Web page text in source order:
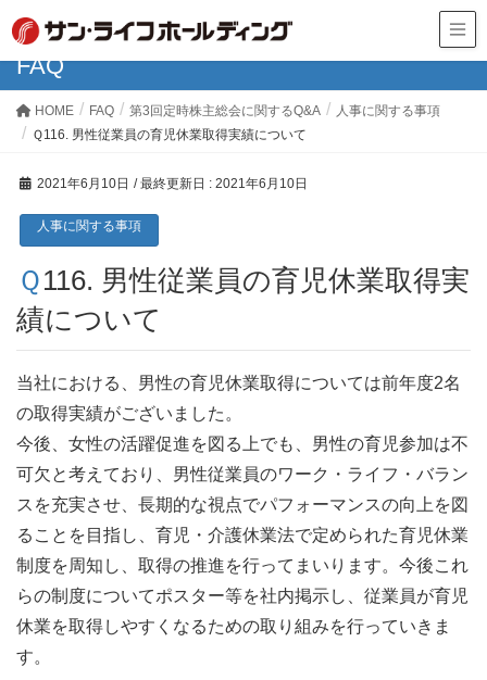
FAQ
HOME FAQ 第3回定時株主総会に関するQ&A
人事に関する事項
Ｑ116. 男性従業員の育児休業取得実績について
2021年6月10日 / 最終更新日 : 2021年6月10日
人事に関する事項
Ｑ116. 男性従業員の育児休業取得実
績について
当社における、男性の育児休業取得については前年度2名
の取得実績がございました。
今後、女性の活躍促進を図る上でも、男性の育児参加は不
可欠と考えており、男性従業員のワーク・ライフ・バラン
スを充実させ、長期的な視点でパフォーマンスの向上を図
ることを目指し、育児・介護休業法で定められた育児休業
制度を周知し、取得の推進を行ってまいります。今後これ
らの制度についてポスター等を社内掲示し、従業員が育児
休業を取得しやすくなるための取り組みを行っていきま
す。